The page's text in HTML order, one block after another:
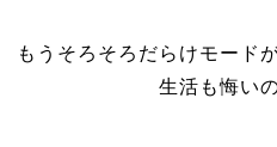
もうそろそろだらけモード
生活も悔い